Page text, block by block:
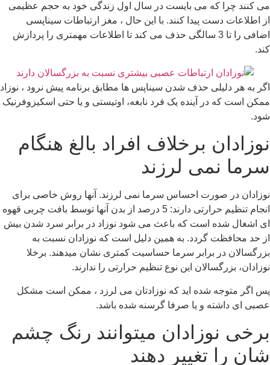
می کنند چرا که می بایست در سال اول زندگی خود به حجم عظیمی
از اطلاعات دست پیدا کنند. با این حال ، مغز ارتباطات سیناپسی
اضافی را تا 3 سالگی حذف می کند تا اطلاعات مهمتری را پردازش
کند.
اگر به هر دلیلی حذف شدن سیناپس ها مطابق برنامه پیش نرود ، نوزاد
ممکن است که در آینده یک فرد نابغه، اوتیستی و یا حتی اسکیزوفرنیک
شود.
نوزادان برخلاف افراد بالغ هنگام
سرما نمی لرزند
نوزادان در صورت احساس سرما نمی لرزند. آنها روش خاصی برای
انجام تنظیم حرارتی دارند: 5 درصد از بدن آنها توسط بافت چربی قهوه
ای اشغال شده است که باعث می شود نوزاد در برابر سرد شدن بیش
از حد محافظت گردد. به همین دلیل است که نوزادان نسبت به
بزرگسالان در برابر سرما حساسیت کمتری نشان میدهند. برخلا
نوزادان، بزرگسالان این نوع تنظیم حرارتی را ندارند.
پس اگر متوجه شده اید که نوزادتان می لرزد ، ممکن است مشکل
عصبی ای داشته و یا صرفا گرسنه شده باشد.
برخی نوزادان میتوانند رنگ چشم
شان را تغییر دهند